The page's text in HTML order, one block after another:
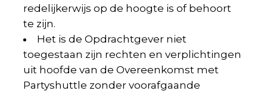
redelijkerwijs op de hoogte is of behoort
te zijn.
Het is de Opdrachtgever niet
toegestaan zijn rechten en verplichtingen
uit hoofde van de Overeenkomst met
Partyshuttle zonder voorafgaande